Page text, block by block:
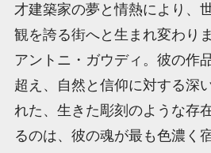
才建築家の夢と情熱により、
観を誇る街へと生まれ変わり
アントニ・ガウディ。彼の作
超え、自然と信仰に対する深
れた、生きた彫刻のような存
るのは、彼の魂が最も色濃く